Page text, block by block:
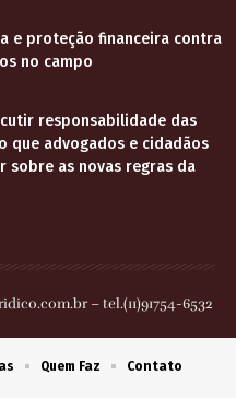
e proteção financeira contra
no campo
responsabilidade das
que advogados e cidadãos
sobre as novas regras da
– tel.(11)91754-6532
Quem Faz Contato